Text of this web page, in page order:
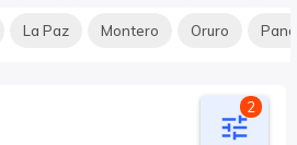
La Paz Montero Oruro
tune
2